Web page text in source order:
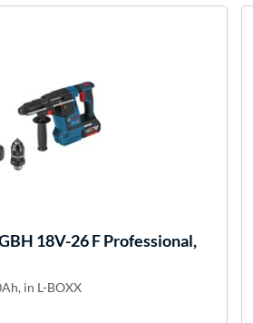
18V-26 F Professional,
in L-BOXX